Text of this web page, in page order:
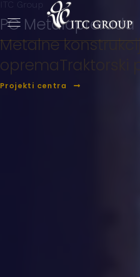
ITC Group
PC Metaloprerada
Metalne
opremaTraktorski
Projekti centra